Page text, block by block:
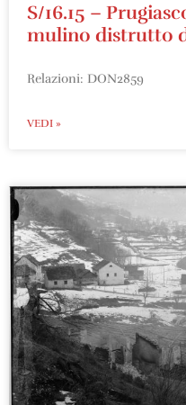
S/16.15 –
mulino distrutto
Relazioni: DON2859
VEDI »